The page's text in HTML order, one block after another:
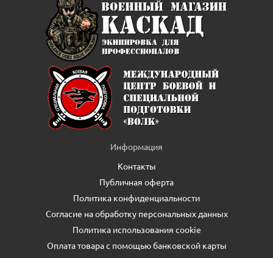
Информация
Контакты
Публичная оферта
Политика конфиденциальности
Согласие на обработку персональных данных
Политика использования cookie
Оплата товара с помощью банковской карты